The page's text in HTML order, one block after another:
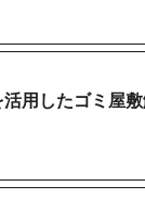
用したゴミ屋敷